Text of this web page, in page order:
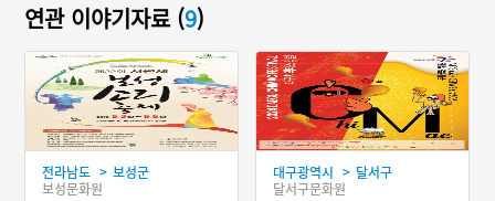
연관 이야기자료 (9)
전라남도 > 보성군
보성문화원
대구광역시 > 달서구
달서구문화원